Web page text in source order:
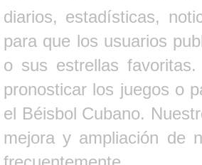
diarios, estadísticas,
para que los usuarios
o sus estrellas
pronosticar los juegos o
el Béisbol Cubano.
mejora y ampliación de